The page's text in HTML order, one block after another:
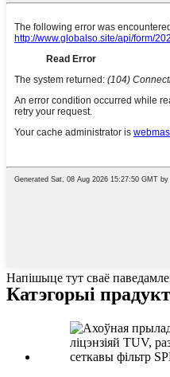
Напішыце тут сваё
Катэгорыі